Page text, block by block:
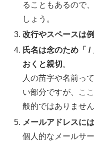
ることもあるので
しょう。
改行やスペースは
氏名は念のため「
おくと親切 。
人の苗字や名前っ
い部分ですが、こ
般的ではありません
メールアドレスに
個人的なメールサ